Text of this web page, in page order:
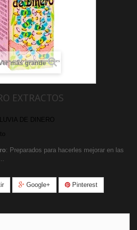
más grande
EXTRACTOS
DE DINERO
: Preparados para hacerles mejorar en las
Google+ Pinterest